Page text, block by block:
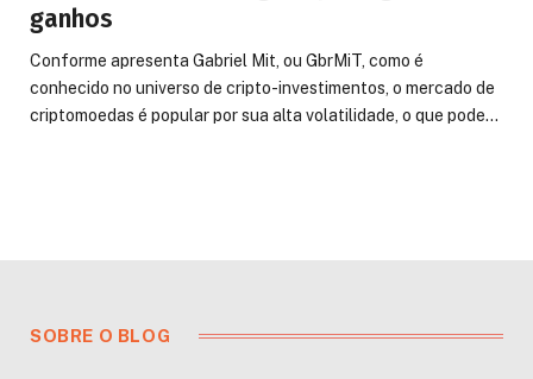
ganhos
Conforme apresenta Gabriel Mit, ou GbrMiT, como é
conhecido no universo de cripto-investimentos, o mercado de
criptomoedas é popular por sua alta volatilidade, o que pode…
SOBRE O BLOG